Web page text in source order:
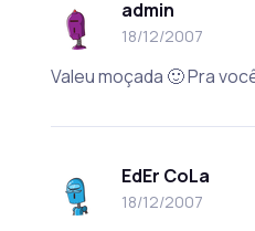
admin
18/12/2007
Valeu moçada 🙂 Pra
EdEr CoLa
18/12/2007